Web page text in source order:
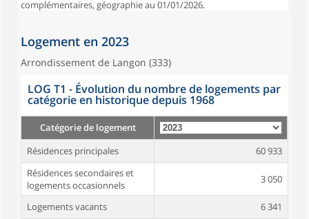
complémentaires, géographie au 01/01/2026.
Logement en 2023
Arrondissement de Langon (333)
LOG T1 - Évolution du nombre de logements par
catégorie en historique depuis 1968
Catégorie de logement
Résidences principales
60 933
Résidences secondaires et
logements occasionnels
3 050
Logements vacants
6 341